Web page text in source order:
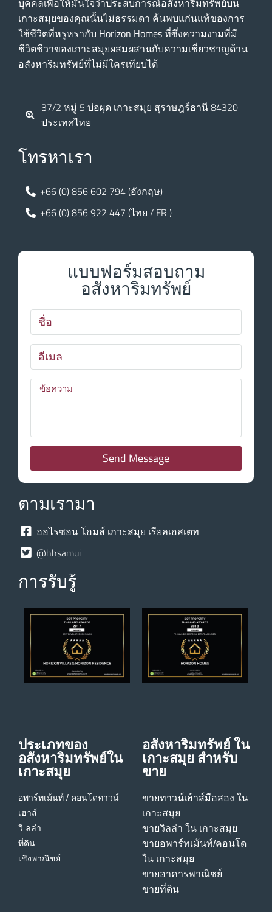
บุคคลเพื่อให้มั่นใจว่าประสบการณ์อสังหาริมทรัพย์บน
เกาะสมุยของคุณนั้นไม่ธรรมดา ค้นพบแก่นแท้ของการ
ใช้ชีวิตที่หรูหรากับ Horizon Homes ที่ซึ่งความงามที่มี
ชีวิตชีวาของเกาะสมุยผสมผสานกับความเชี่ยวชาญด้าน
อสังหาริมทรัพย์ที่ไม่มีใครเทียบได้
37/2 หมู่ 5 บ่อผุด เกาะสมุย สุราษฎร์ธานี 84320
ประเทศไทย
โทรหาเรา
+66 (0) 856 602 794 (อังกฤษ)
+66 (0) 856 922 447 (ไทย / FR )
แบบฟอร์มสอบถาม
อสังหาริมทรัพย์
Send Message
ตามเรามา
ฮอไรซอน โฮมส์ เกาะสมุย เรียลเอสเตท
@hhsamui
การรับรู้
ประเภทของ
อสังหาริมทรัพย์ใน
เกาะสมุย
อพาร์ทเม้นท์ / คอนโดทาวน์
เฮาส์
วิ ลล่า
ที่ดิน
เชิงพาณิชย์
อสังหาริมทรัพย์ ใน
เกาะสมุย สําหรับ
ขาย
ขายทาวน์เฮ้าส์มือสอง ใน
เกาะสมุย
ขายวิลล่า ใน เกาะสมุย
ขายอพาร์ทเม้นท์/คอนโด
ใน เกาะสมุย
ขายอาคารพาณิชย์
ขายที่ดิน